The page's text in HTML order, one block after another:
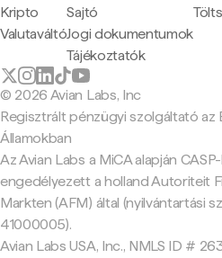
Kripto
Valutaváltó
Sajtó
Jogi dokumentumok
Tájékoztatók
© 2026 Avian Labs, Inc
Regisztrált pénzügyi szolgáltató az
Államokban
Az Avian Labs a MiCA alapján
engedélyezett a holland Autoriteit
Markten (AFM) által (nyilvántartási
41000005).
Avian Labs USA, Inc., NMLS ID #